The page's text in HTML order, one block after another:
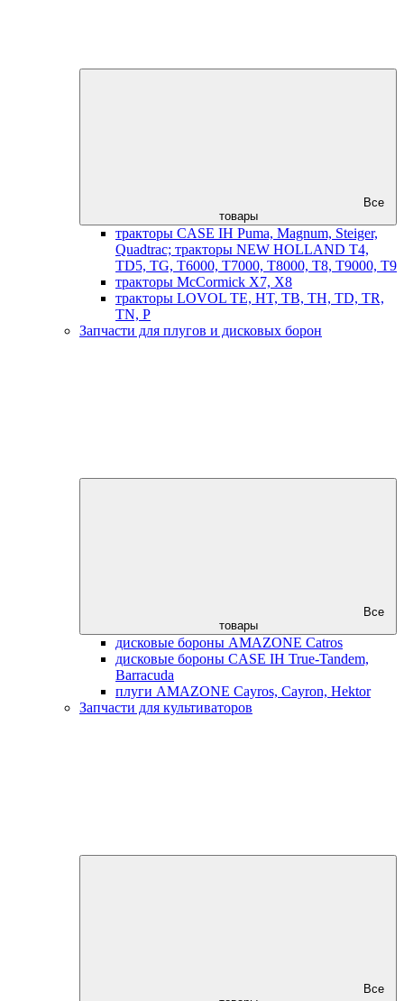
Все
товары
тракторы CASE IH Puma, Magnum, Steiger,
Quadtrac; тракторы NEW HOLLAND T4,
TD5, TG, T6000, T7000, T8000, T8, T9000, T9
тракторы McCormick X7, X8
тракторы LOVOL TE, HT, TB, TH, TD, TR,
TN, P
Запчасти для плугов и дисковых борон
Все
товары
дисковые бороны AMAZONE Catros
дисковые бороны CASE IH True-Tandem,
Barracuda
плуги AMAZONE Cayros, Cayron, Hektor
Запчасти для культиваторов
Все